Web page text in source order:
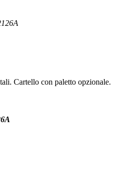
Cartello con paletto opzionale.